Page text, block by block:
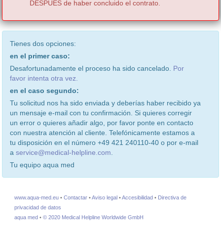
DESPUES de haber concluido el contrato.
Tienes dos opciones:
en el primer caso:
Desafortunadamente el proceso ha sido cancelado. Por
favor intenta otra vez.
en el caso segundo:
Tu solicitud nos ha sido enviada y deberías haber recibido ya
un mensaje e-mail con tu confirmación. Si quieres corregir
un error o quieres añadir algo, por favor ponte en contacto
con nuestra atención al cliente. Telefónicamente estamos a
tu disposición en el número +49 421 240110-40 o por e-mail
a service@medical-helpline.com.
Tu equipo aqua med
www.aqua-med.eu • Contactar •Aviso legal •Accesibilidad • Directiva de
privacidad de datos
aqua med • © 2020 Medical Helpline Worldwide GmbH